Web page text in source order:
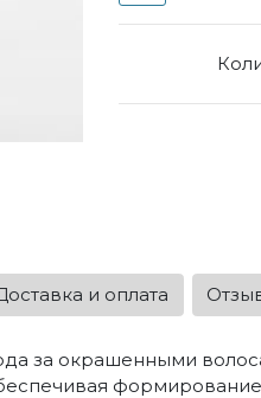
и оплата
за окрашенными